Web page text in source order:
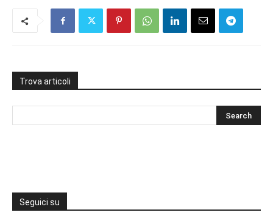
Trova articoli
Seguici su